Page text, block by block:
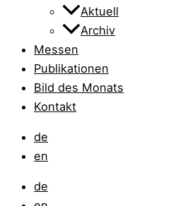
Aktuell
Archiv
Messen
Publikationen
Bild des Monats
Kontakt
de
en
de